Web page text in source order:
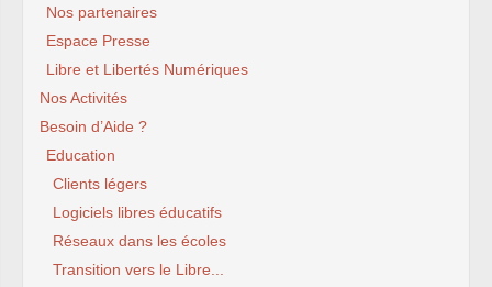
Nos partenaires
Espace Presse
Libre et Libertés Numériques
Nos Activités
Besoin d’Aide ?
Education
Clients légers
Logiciels libres éducatifs
Réseaux dans les écoles
Transition vers le Libre...